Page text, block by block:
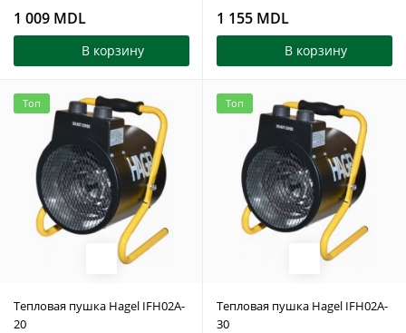
1 009 MDL
В корзину
1 155 MDL
В корзину
Топ
Тепловая пушка Hagel IFH02A-
20
Топ
Тепловая пушка Hagel IFH02A-
30